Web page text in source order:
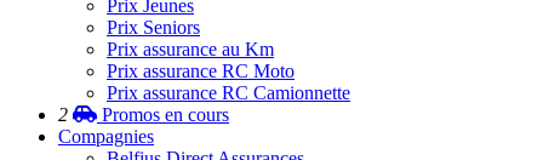
Prix Jeunes
Prix Seniors
Prix assurance au Km
Prix assurance RC Moto
Prix assurance RC Camionnette
2
Promos en cours
Compagnies